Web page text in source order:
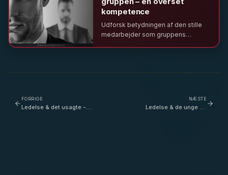
kompetence
Udforsk betydningen af den stille
medarbejder som gruppens
sammenhængskraft i teamet.
FORRIGE
Ledelse & det usagte -
NÆSTE
Ledelse & de unge på